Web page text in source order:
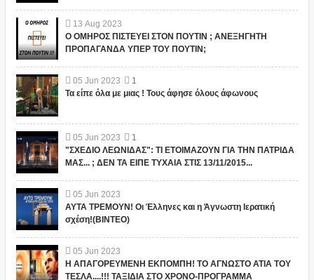
13 Aug 2023
Ο ΟΜΗΡΟΣ ΠΙΣΤΕΥΕΙ ΣΤΟΝ ΠΟΥΤΙΝ ; ΑΝΕΞΗΓΗΤΗ
ΠΡΟΠΑΓΑΝΔΑ ΥΠΕΡ ΤΟΥ ΠΟΥΤΙΝ;
05 Jun 2023
1
Τα είπε όλα με μιας ! Τους άφησε όλους άφωνους
05 Jun 2023
1
"ΣΧΕΔΙΟ ΛΕΩΝΙΔΑΣ": ΤΙ ΕΤΟΙΜΑΖΟΥΝ ΓΙΑ ΤΗΝ ΠΑΤΡΙΔΑ
ΜΑΣ... ; ΔΕΝ ΤΑ ΕΙΠΕ ΤΥΧΑΙΑ ΣΤΙΣ 13/11/2015...
05 Jun 2023
ΑΥΤΑ ΤΡΕΜΟΥΝ! Οι Έλληνες και η Άγνωστη Ιερατική
σχέση!(ΒΙΝΤΕΟ)
05 Jun 2023
Η ΑΠΑΓΟΡΕΥΜΕΝΗ ΕΚΠΟΜΠΗ! ΤΟ ΑΓΝΩΣΤΟ ΑΤΙΑ ΤΟΥ
ΤΕΣΛΑ....!!! ΤΑΞΙΔΙΑ ΣΤΟ ΧΡΟΝΟ-ΠΡΟΓΡΑΜΜΑ